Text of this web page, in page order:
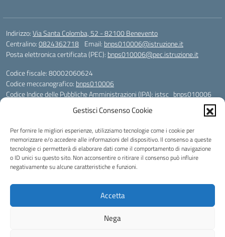
Gestisci Consenso Cookie
Per fornire le migliori esperienze, utilizziamo tecnologie come i cookie per
memorizzare e/o accedere alle informazioni del dispositivo. Il consenso a queste
tecnologie ci permetterà di elaborare dati come il comportamento di navigazione
o ID unici su questo sito. Non acconsentire o ritirare il consenso può influire
negativamente su alcune caratteristiche e funzioni.
Accetta
Nega
Indirizzo:Via Santa Colomba, 52 - 82100 Benevento
Centralino:0824362718 Email: bnps010006@istruzione.it
Posta elettronica certificata (PEC): bnps010006@pec.istruzione.it
Codice fiscale: 80002060624
Codice meccanografico: bnps010006
Codice Indice delle Pubbliche Amministrazioni (IPA): istsc_bnps010006
Codice Univoco per le fatture elettroniche: UFHWS5
Liceo Scientifico "Gaetano Rummo"
Conto Corrente Bancario (C.C.B.):
IT17 H 03069 15003 100000046036
Conto Tesoreria
CODICE TESORERIA: TU-421-0310110
IBAN: IT 84 E 01000 04306 TU0000017891